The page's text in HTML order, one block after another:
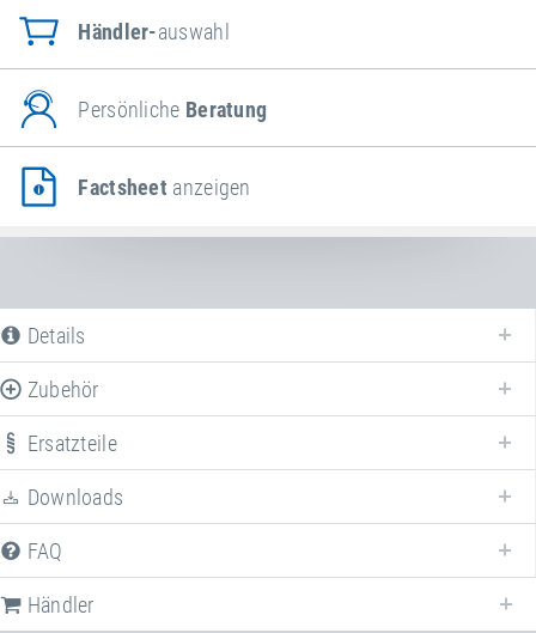
Händler-auswahl
Persönliche Beratung
Factsheet anzeigen
Details
Zubehör
Erweitern Sie IhrDorado®mit verschiedenem Zubehör!
Bumper Dorado®
Ersatzteile
Downloads
FAQ
Händler